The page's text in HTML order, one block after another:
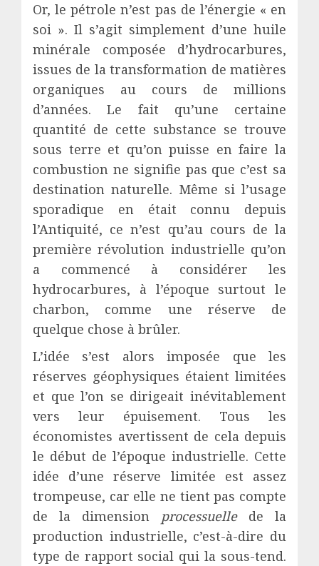
Or, le pétrole n’est pas de l’énergie « en
soi ». Il s’agit simplement d’une huile
minérale composée d’hydrocarbures,
issues de la transformation de matières
organiques au cours de millions
d’années. Le fait qu’une certaine
quantité de cette substance se trouve
sous terre et qu’on puisse en faire la
combustion ne signifie pas que c’est sa
destination naturelle. Même si l’usage
sporadique en était connu depuis
l’Antiquité, ce n’est qu’au cours de la
première révolution industrielle qu’on
a commencé à considérer les
hydrocarbures, à l’époque surtout le
charbon, comme une réserve de
quelque chose à brûler.
L’idée s’est alors imposée que les
réserves géophysiques étaient limitées
et que l’on se dirigeait inévitablement
vers leur épuisement. Tous les
économistes avertissent de cela depuis
le début de l’époque industrielle. Cette
idée d’une réserve limitée est assez
trompeuse, car elle ne tient pas compte
de la dimension processuellede la
production industrielle, c’est-à-dire du
type de rapport social qui la sous-tend.